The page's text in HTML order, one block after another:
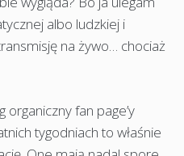
albo ludzkiej i
na żywo… chociaż
organiczny fan page’y
tygodniach to właśnie